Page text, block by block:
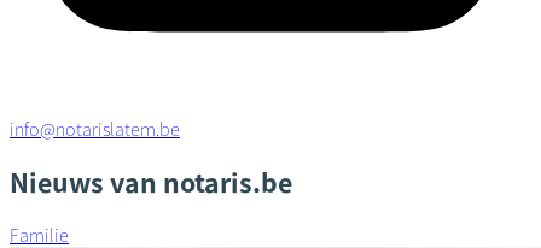
info@notarislatem.be
Nieuws van notaris.be
Familie